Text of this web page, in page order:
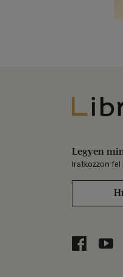
Legyen
Iratkozzon
Libri a